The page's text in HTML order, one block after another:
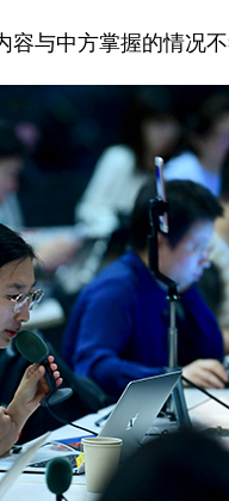
与中方掌握的情况